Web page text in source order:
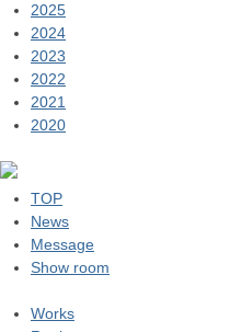
2025
2024
2023
2022
2021
2020
TOP
News
Message
Show room
Works